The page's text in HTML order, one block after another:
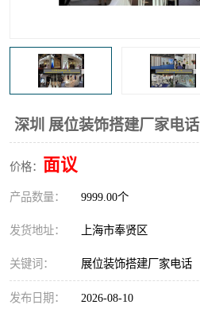
深圳 展位装饰搭建厂家电话
价格： 面议
产品数量： 9999.00个
发货地址： 上海市奉贤区
关键词： 展位装饰搭建厂家电话
发布日期： 2026-08-10